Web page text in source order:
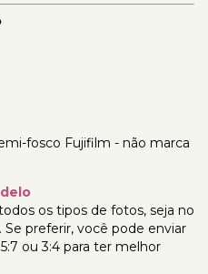
fosco Fujifilm - não marca
os tipos de fotos, seja no
preferir, você pode enviar
ou 3:4 para ter melhor